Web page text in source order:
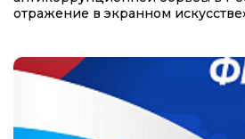
отражение в экранном